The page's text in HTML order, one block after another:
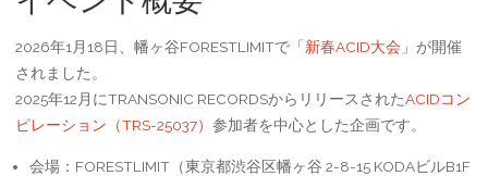
2026年1月18日、幡ヶ谷FORESTLIMITで「 新春ACID大会 」が開催
されました。
2025年12月にTRANSONIC RECORDSからリリースされたACIDコン
ピレーション（TRS-25037） 参加者を中心とした企画です。
会場：FORESTLIMIT（東京都渋谷区幡ヶ谷 2-8-15 KODAビルB1F